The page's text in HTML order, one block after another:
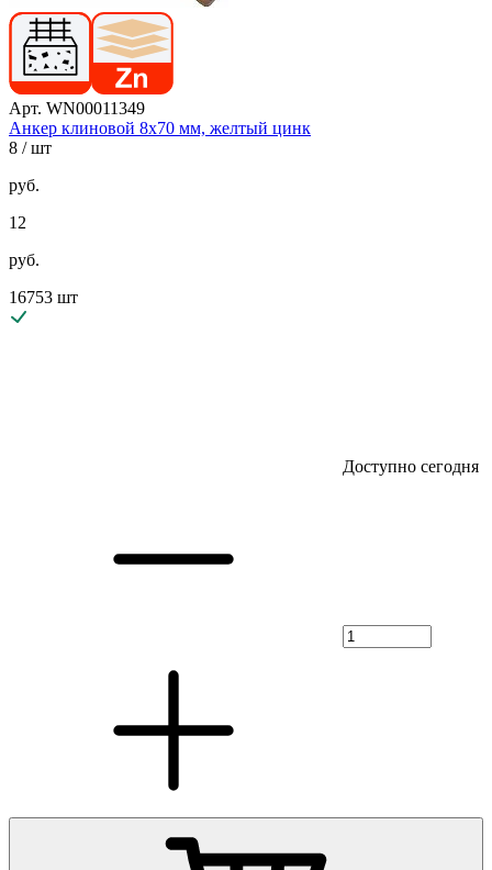
Арт. WN00011349
Анкер клиновой 8х70 мм, желтый цинк
8 / шт
руб.
12
руб.
16753 шт
Доступно сегодня